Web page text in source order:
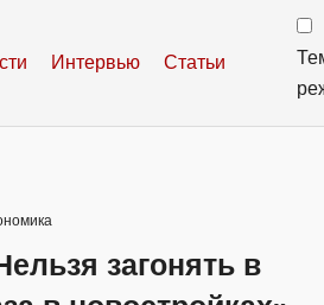
Интервью Статьи
загонять в